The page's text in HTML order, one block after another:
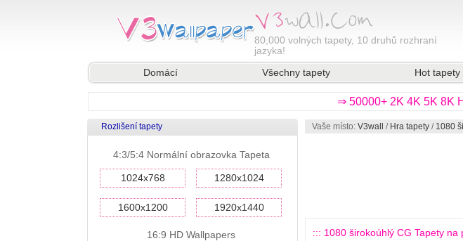
80,000 volných tapety, 10 druhů rozhraní
jazyka!
Domácí Všechny tapety Hot tapety
⇒ 50000+ 2K 4K 5K 8K
Rozlišení tapety
4:3/5:4 Normální obrazovka Tapeta
1024x768 1280x1024
1600x1200 1920x1440
16:9 HD Wallpapers
Vaše místo: V3wall / Hra tapety / 1080
::: 1080 širokoúhlý CG Tapety na